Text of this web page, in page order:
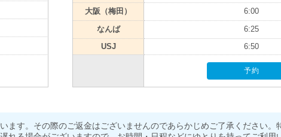
大阪（梅田） 6:00
なんば 6:25
USJ 6:50
予約
ます。その際のご返金はございませんのであらかじめご了承ください。